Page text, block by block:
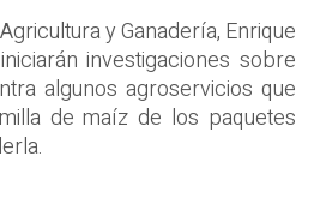
y Ganadería, Enrique
investigaciones sobre
algunos agroservicios que
de maíz de los paquetes